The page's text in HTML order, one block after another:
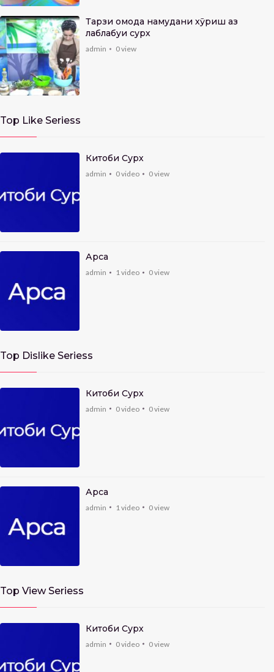
Тарзи омода намудани хӯриш аз
лаблабуи сурх
admin 0view
Top Like Seriess
Китоби Сурх
admin 0video 0view
Арса
admin 1video 0view
Top Dislike Seriess
Китоби Сурх
admin 0video 0view
Арса
admin 1 video 0view
Top View Seriess
Китоби Сурх
admin 0video 0view